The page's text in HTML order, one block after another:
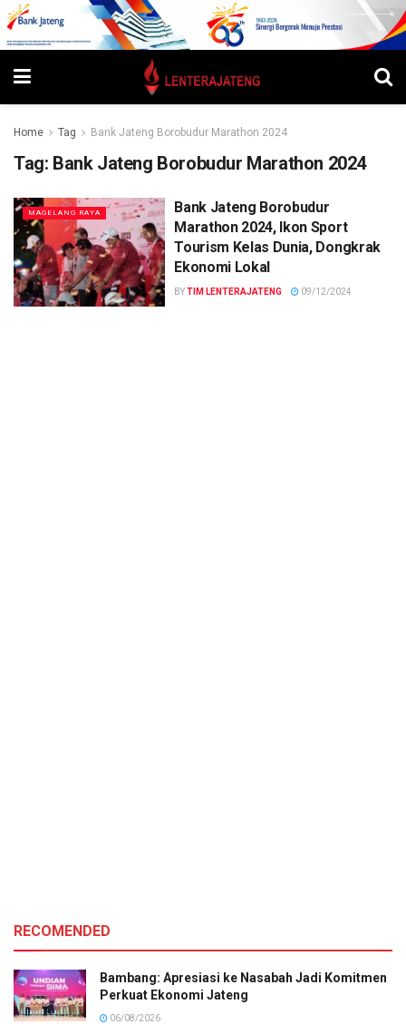
Home Tag Bank Jateng Borobudur Marathon 2024
Tag: Bank Jateng Borobudur Marathon 2024
MAGELANG RAYA
Bank Jateng Borobudur
Marathon 2024, Ikon Sport
Tourism Kelas Dunia, Dongkrak
Ekonomi Lokal
BYTIM LENTERAJATENG 09/12/2024
RECOMENDED
Bambang: Apresiasi ke Nasabah Jadi Komitmen
Perkuat Ekonomi Jateng
06/08/2026